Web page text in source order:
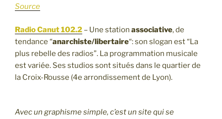
Source
Radio Canut 102.2 – Une station associative, de
tendance “anarchiste/libertaire“: son slogan est “La
plus rebelle des radios”. La programmation musicale
est variée. Ses studios sont situés dans le quartier de
la Croix-Rousse (4e arrondissement de Lyon).
Avec un graphisme simple, c’est un site qui se